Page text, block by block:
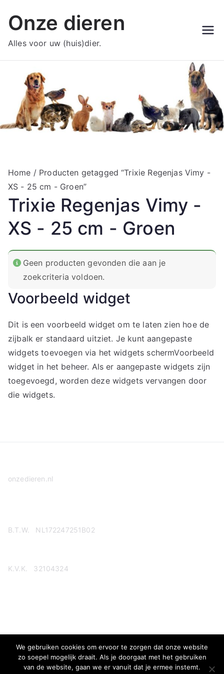
naar
inhoud
Onze dieren
Alles voor uw (huis)dier.
Home / Producten getagged “Trixie Regenjas Vimy -
XS - 25 cm - Groen”
Trixie Regenjas Vimy -
XS - 25 cm - Groen
Geen producten gevonden die aan je
zoekcriteria voldoen.
Voorbeeld widget
Dit is een voorbeeld widget om te laten zien hoe de
zijbalk er standaard uitziet. Je kunt aangepaste
widgets toevoegen via het widgets schermVoorbeeld
widget in het beheer. Als er aangepaste widgets zijn
toegevoegd, worden deze widgets vervangen door
die widgets.
onzedieren.nl
B.T.W. NL172247251B02
K.V.K. 32104324
We gebruiken cookies om ervoor te zorgen dat onze website
zo soepel mogelijk draait. Als je doorgaat met het gebruiken
van de website, gaan we er vanuit dat je ermee instemt.